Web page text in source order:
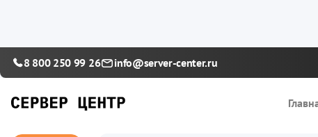
8 800 250 99 26 info@server-center.ru